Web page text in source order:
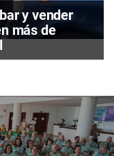
y vender
más de